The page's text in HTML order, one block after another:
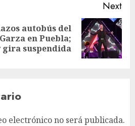
Next
autobús del
en Puebla;
gira suspendida
electrónico no será publicada.